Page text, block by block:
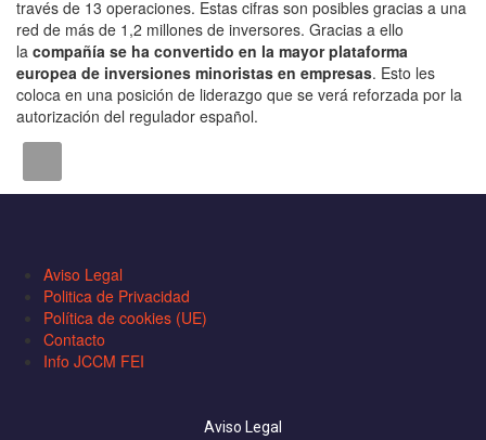
través de 13 operaciones. Estas cifras son posibles gracias a una
red de más de 1,2 millones de inversores. Gracias a ello
la compañía se ha convertido en la mayor plataforma
europea de inversiones minoristas en empresas. Esto les
coloca en una posición de liderazgo que se verá reforzada por la
autorización del regulador español.
Aviso Legal
Politica de Privacidad
Política de cookies (UE)
Contacto
Info JCCM FEI
Aviso Legal